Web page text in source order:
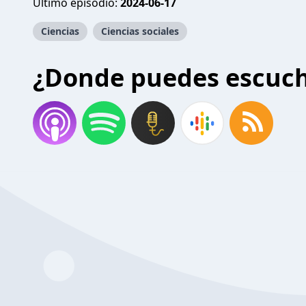
Ciencias Ciencias sociales
¿Donde puedes